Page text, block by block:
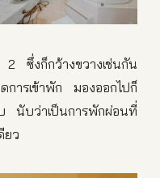
ซึ่งก็กว้างขวางเช่นกัน
การเข้าพัก มองออกไปก็
บ นับว่าเป็นการพักผ่อนที่
ยว